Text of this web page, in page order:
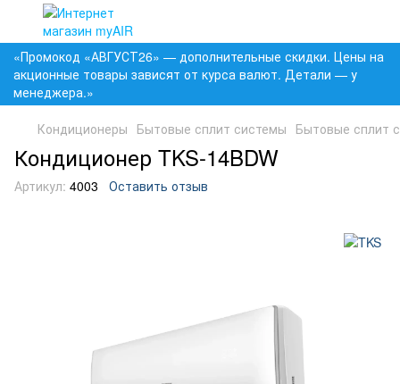
«Промокод «АВГУСТ26» — дополнительные скидки. Цены на
акционные товары зависят от курса валют. Детали — у
менеджера.»
Кондиционеры Бытовые сплит системы Бытовые сплит
Кондиционер TKS-14BDW
Артикул: 4003 Оставить отзыв